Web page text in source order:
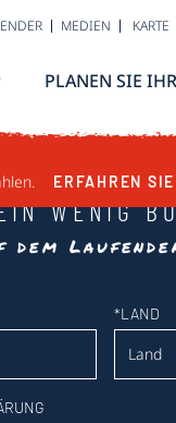
MEDIEN KARTE
PLANEN SIE
ERFAHREN
WENIG
*LAND